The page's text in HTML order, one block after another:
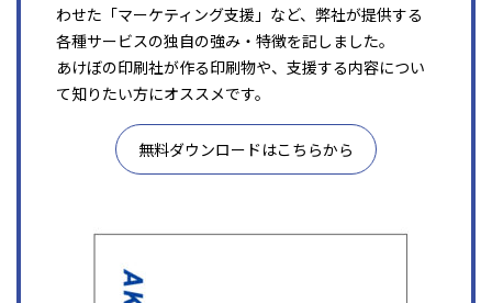
わせた「マーケティング支援」など、弊社が提供する
各種サービスの独自の強み・特徴を記しました。
あけぼの印刷社が作る印刷物や、支援する内容につい
て知りたい方にオススメです。
無料ダウンロードはこちらから